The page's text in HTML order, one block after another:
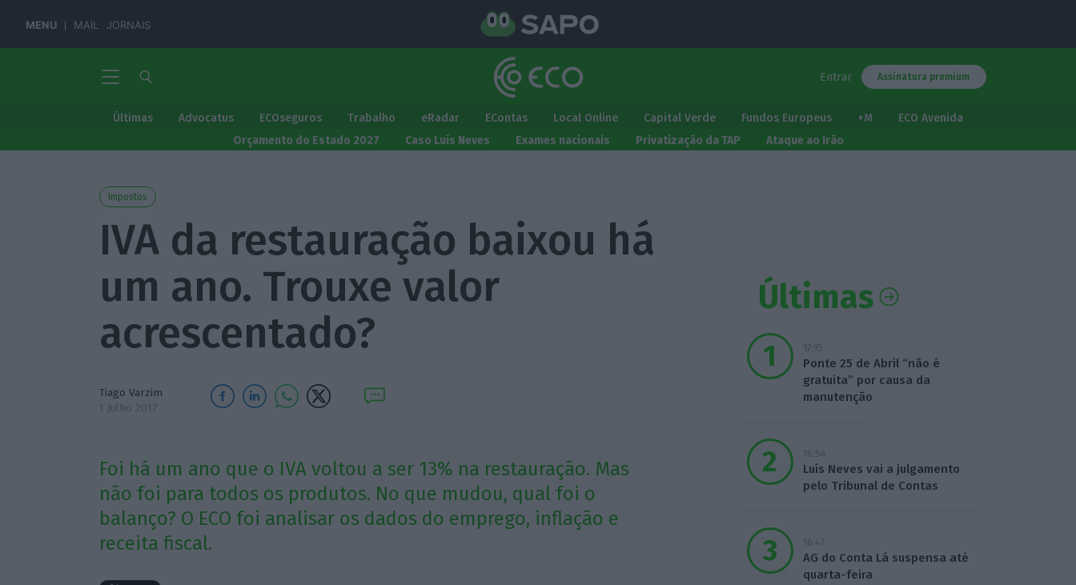
MENU MAIL JORNAIS
Entrar Assinatura premium
Últimas Advocatus ECOseguros Trabalho eRadar EContas Local Online Capital Verde Fundos Europeus +M
ECO Avenida
Orçamento do Estado 2027
Caso Luís Neves Exames nacionais Privatização da TAP Ataque ao Irão
Impostos
IVA da restauração baixou há
um ano. Trouxe valor
acrescentado?
Tiago Varzim
1 Julho 2017
Foi há um ano que o IVA voltou a ser 13% na restauração. Mas
não foi para todos os produtos. No que mudou, qual foi o
balanço? O ECO foi analisar os dados do emprego, inflação e
receita fiscal.
Últimas
17:15
Ponte 25 de Abril “não é
gratuita” por causa da
manutenção
16:54
Luís Neves vai a julgamento
pelo Tribunal de Contas
16:47
AG do Conta Lá suspensa até
quarta-feira